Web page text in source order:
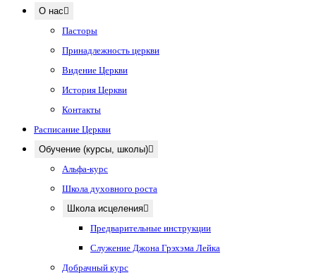
О нас
Пасторы
Принадлежность церкви
Видение Церкви
История Церкви
Контакты
Расписание Церкви
Обучение (курсы, школы)
Альфа-курс
Школа духовного роста
Школа исцеления
Предварительные инструкции
Служение Джона Грэхэма Лейка
Добрачный курс